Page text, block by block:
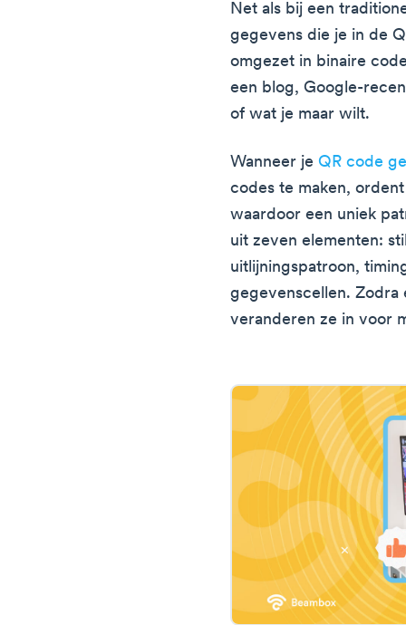
Net als bij een
gegevens die je in de
omgezet in binaire
een blog, Google-
of wat je maar wilt.
Wanneer jeQR code
codes te maken,
waardoor een uniek
uit zeven elementen:
uitlijningspatroon,
gegevenscellen. Zodra
veranderen ze in voor